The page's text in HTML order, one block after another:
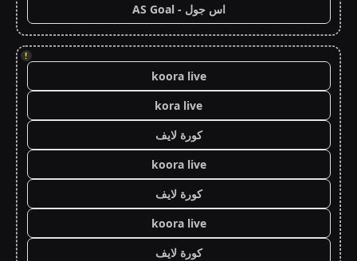
اس جول - AS Goal
!
koora live
kora live
كورة لايف
koora live
كورة لايف
koora live
كورة لايف